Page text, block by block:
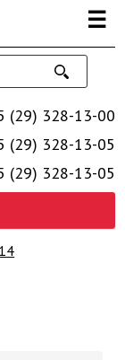
☰
(29) 328-13-00
(29) 328-13-05
(29) 328-13-05